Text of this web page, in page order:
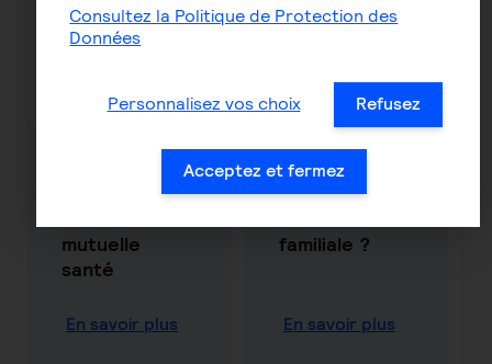
Découvrez nos conseils sur la
mutuelle
santé
En savoir plus
Qu’est-ce
qu’une
familiale ?
En savoir plus
Consultez la Politique de Protection des
Données
Personnalisez vos choix Refusez
Acceptez et fermez